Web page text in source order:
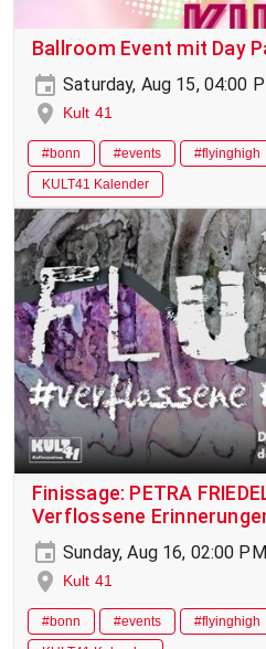
Ballroom Event mit Day
Saturday, Aug 15, 04:00
Kult 41
#bonn #events #flyinghigh
KULT41 Kalender
Finissage: PETRA FRIEDEL „Flut21 –
Verflossene
Sunday, Aug 16, 02:00
Kult 41
#bonn #events #flyinghigh